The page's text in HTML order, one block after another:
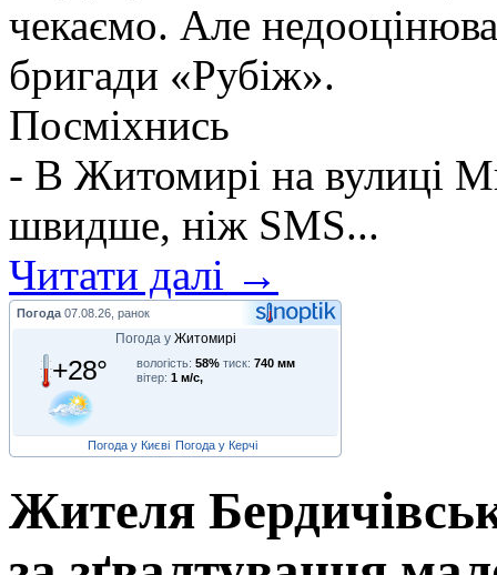
чекаємо. Але
бригади «Рубіж».
Посміхнись
- В Житомирі на вулиці
швидше, ніж SMS...
Читати далі →
Погода 07.08.26, ранок
Погода у Житомирі
+28° вологість: 58% тиск: 740 мм
вітер: 1 м/с,
Погода у Києві Погода у Керчі
Жителя